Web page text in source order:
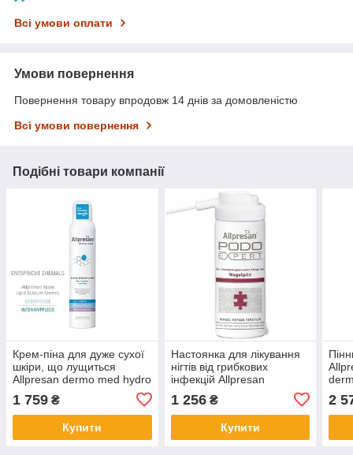
Всі умови оплати
Умови повернення
Повернення товару впродовж 14 днів за домовленістю
Всі умови повернення
Подібні товари компанії
Крем-піна для дуже сухої
шкіри, що лущиться
Allpresan dermo med hydro
Intensive (заспокійливий),
Allpresan
1 759 ₴
Купити
Настоянка для лікування
нігтів від грибкових
інфекцій Allpresan
Tinctur
1 256₴
Купити
2